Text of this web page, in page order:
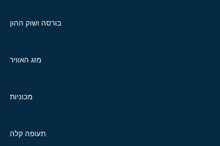
בורסה ושוק ההון
מזג האוויר
מכוניות
תעופה קלה